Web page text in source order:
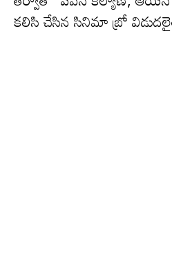
కలిసి చేసిన సినిమా బ్రో